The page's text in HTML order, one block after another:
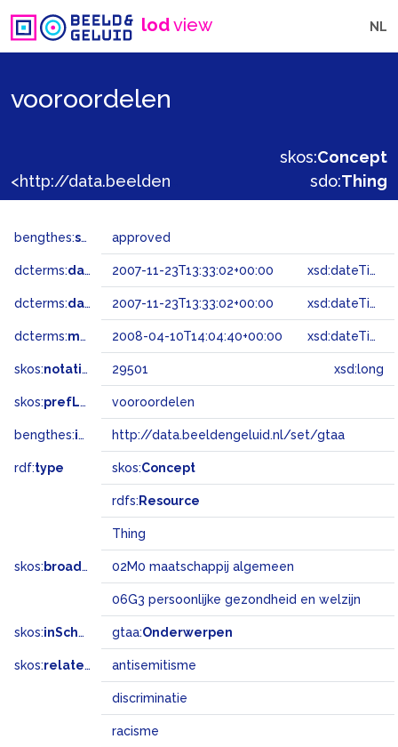
lodview NL
vooroordelen
skos:Concept
sdo:Thing
bengthes:status approved
dcterms:dateAccepted 2007-11-23T13:33:02+00:00 xsd:dateTime
dcterms:dateSubmitted 2007-11-23T13:33:02+00:00 xsd:dateTime
dcterms:modified 2008-04-10T14:04:40+00:00 xsd:dateTime
skos:notation 29501 xsd:long
skos:prefLabel vooroordelen
bengthes:inSet http://data.beeldengeluid.nl/set/gtaa
rdf:type skos:Concept
rdfs: Resource
Thing
skos: broadMatch 02M0 maatschappij algemeen
06G3 persoonlijke gezondheid en welzijn
skos:inScheme gtaa:Onderwerpen
skos:related antisemitisme
discriminatie
racisme